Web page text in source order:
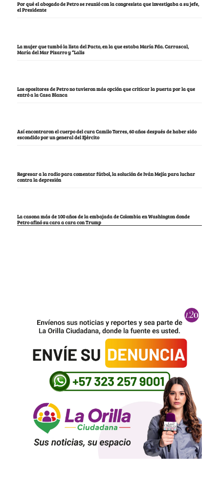
Por qué el abogado de Petro se reunió con la congresista que investigaba a su jefe,
el Presidente
La mujer que tumbó la lista del Pacto, en la que estaba María Fda. Carrascal,
María del Mar Pizarro y “Lalis
Los opositores de Petro no tuvieron más opción que criticar la puerta por la que
entró a la Casa Blanca
Así encontraron el cuerpo del cura Camilo Torres, 60 años después de haber sido
escondido por un general del Ejército
Regresar a la radio para comentar fútbol, la solución de Iván Mejía para luchar
contra la depresión
La casona más de 100 años de la embajada de Colombia en Washington donde
Petro afinó su cara a cara con Trump